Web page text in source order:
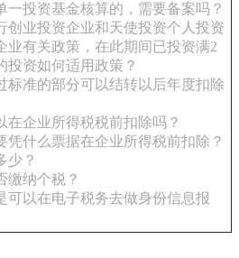
一投资基金核算的，需要备案吗？
创业投资企业和天使投资个人投资
业有关政策，在此期间已投资满2
投资如何适用政策？
标准的部分可以结转以后年度扣除
在企业所得税税前扣除吗？
凭什么票据在企业所得税前扣除？
少？
缴纳个税？
可以在电子税务去做身份信息报